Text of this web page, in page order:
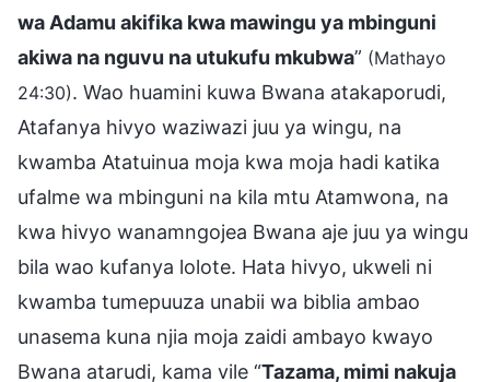
wa Adamu akifika kwa mawingu ya mbinguni
akiwa na nguvu na utukufu mkubwa” (Mathayo
24:30). Wao huamini kuwa Bwana atakaporudi,
Atafanya hivyo waziwazi juu ya wingu, na
kwamba Atatuinua moja kwa moja hadi katika
ufalme wa mbinguni na kila mtu Atamwona, na
kwa hivyo wanamngojea Bwana aje juu ya wingu
bila wao kufanya lolote. Hata hivyo, ukweli ni
kwamba tumepuuza unabii wa biblia ambao
unasema kuna njia moja zaidi ambayo kwayo
Bwana atarudi, kama vile “Tazama, mimi nakuja